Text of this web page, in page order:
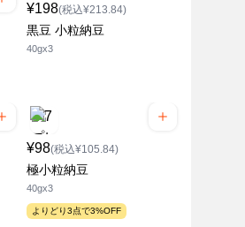
¥198(税込¥213.84)
黒豆 小粒納豆
40gx3
¥98(税込¥105.84)
極小粒納豆
40gx3
よりどり3点で3%OFF